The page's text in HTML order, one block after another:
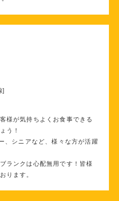
]
様が気持ちよくお食事できる
う！
、シニアなど、様々な方が活躍
ランクは心配無用です！皆様
ります。